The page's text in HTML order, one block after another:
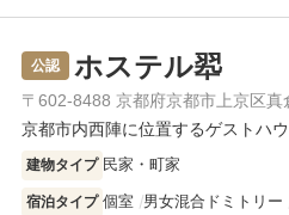
公認 ホステル翆
〒602-8488 京都府京都市上京区真
京都市内西陣に位置するゲストハ
建物タイプ 民家・町家
宿泊タイプ 個室 男女混合ドミトリー